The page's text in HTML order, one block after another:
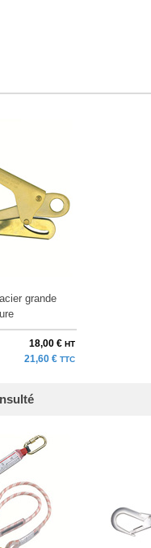
grande
18,00 € HT
21,60 € TTC